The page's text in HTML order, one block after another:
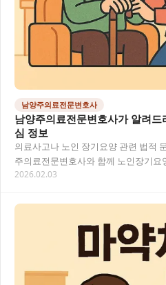
남양주의료전문변호사
남양주의료전문변호사가 알려
심 정보
의료사고나 노인 장기요양 관련 법적
주의료전문변호사와 함께 노인장기요
용 사례를 살펴보며, 복잡한 의료법률
2026.02.03